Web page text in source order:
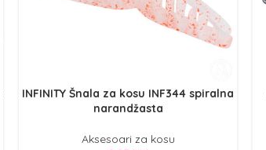
INFINITY Šnala za kosu INF344 spiralna
narandžasta
Aksesoari za kosu